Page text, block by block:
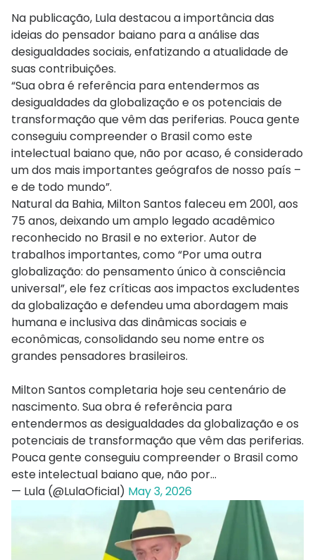
Na publicação, Lula destacou a importância das
ideias do pensador baiano para a análise das
desigualdades sociais, enfatizando a atualidade de
suas contribuições.
“Sua obra é referência para entendermos as
desigualdades da globalização e os potenciais de
transformação que vêm das periferias. Pouca gente
conseguiu compreender o Brasil como este
intelectual baiano que, não por acaso, é considerado
um dos mais importantes geógrafos de nosso país –
e de todo mundo”.
Natural da Bahia, Milton Santos faleceu em 2001, aos
75 anos, deixando um amplo legado acadêmico
reconhecido no Brasil e no exterior. Autor de
trabalhos importantes, como “Por uma outra
globalização: do pensamento único à consciência
universal”, ele fez críticas aos impactos excludentes
da globalização e defendeu uma abordagem mais
humana e inclusiva das dinâmicas sociais e
econômicas, consolidando seu nome entre os
grandes pensadores brasileiros.
Milton Santos completaria hoje seu centenário de
nascimento. Sua obra é referência para
entendermos as desigualdades da globalização e os
potenciais de transformação que vêm das periferias.
Pouca gente conseguiu compreender o Brasil como
este intelectual baiano que, não por…
— Lula (@LulaOficial) May 3, 2026